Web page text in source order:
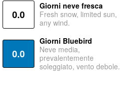
0.0
Giorni neve fresca
Fresh snow, limited sun,
any wind.
0.0
Giorni Bluebird
Neve media,
prevalentemente
soleggiato, vento debole.